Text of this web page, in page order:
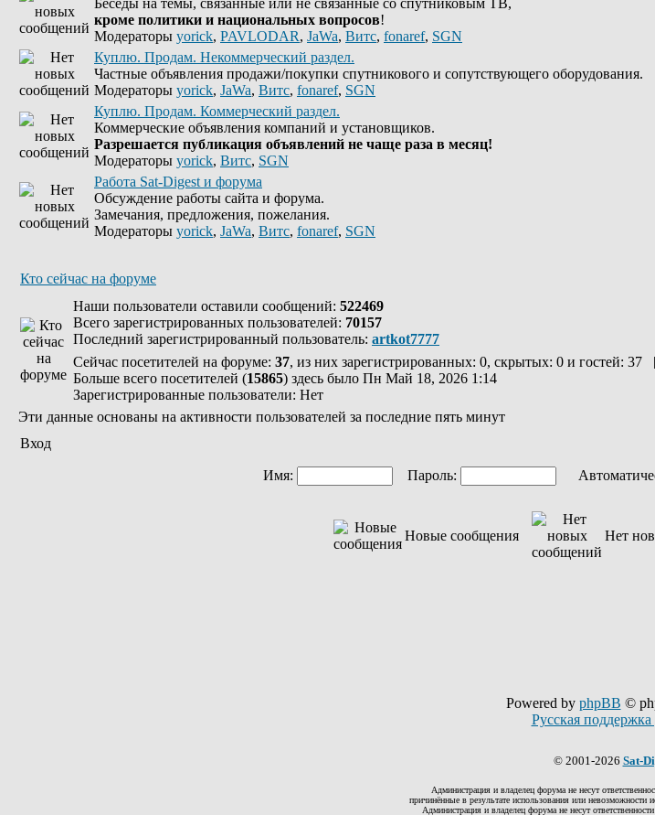
Беседы на темы, связанные или не связанные со спутниковым ТВ,
кроме политики и национальных вопросов!
Модераторы yorick, PAVLODAR, JaWa, Витс, fonaref, SGN
Куплю. Продам. Некоммерческий раздел.
Частные объявления продажи/покупки спутникового и сопутствующего оборудования.
Модераторы yorick, JaWa, Витс, fonaref, SGN
Куплю. Продам. Коммерческий раздел.
Коммерческие объявления компаний и установщиков.
Разрешается публикация объявлений не чаще раза в месяц!
Модераторы yorick, Витс, SGN
Работа Sat-Digest и форума
Обсуждение работы сайта и форума.
Замечания, предложения, пожелания.
Модераторы yorick, JaWa, Витс, fonaref, SGN
Кто сейчас на форуме
Наши пользователи оставили сообщений: 522469
Всего зарегистрированных пользователей: 70157
Последний зарегистрированный пользователь: artkot7777
Сейчас посетителей на форуме: 37, из них зарегистрированных: 0, скрытых: 0 и гостей: 37
Больше всего посетителей (15865) здесь было Пн Май 18, 2026 1:14
Зарегистрированные пользователи: Нет
Эти данные основаны на активности пользователей за последние пять минут
Вход
Имя: Пароль:
Новые сообщения Нет
Powered by phpBB ©
Русская
© 2001-2026 Sat-
Администрация и владелец форума не несут
причинённые в результате использования или невозможности
Администрация и владелец форума не несут